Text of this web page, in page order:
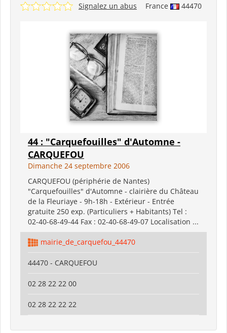
France 44470
Signalez un abus
44 : "Carquefouilles" d'Automne -
CARQUEFOU
Dimanche 24 septembre 2006
CARQUEFOU (périphérie de Nantes)
"Carquefouilles" d'Automne - clairière du Château
de la Fleuriaye - 9h-18h - Extérieur - Entrée
gratuite 250 exp. (Particuliers + Habitants) Tel :
02-40-68-49-44 Fax : 02-40-68-49-07 Localisation ...
mairie_de_carquefou_44470
44470 - CARQUEFOU
02 28 22 22 00
02 28 22 22 22